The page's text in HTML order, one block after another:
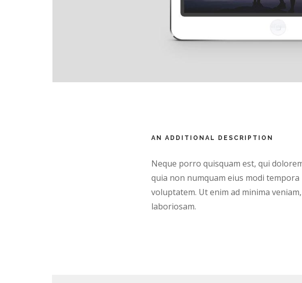
AN ADDITIONAL DESCRIPTION
Neque porro quisquam est, qui
quia non numquam eius modi
voluptatem. Ut enim ad minima
laboriosam.